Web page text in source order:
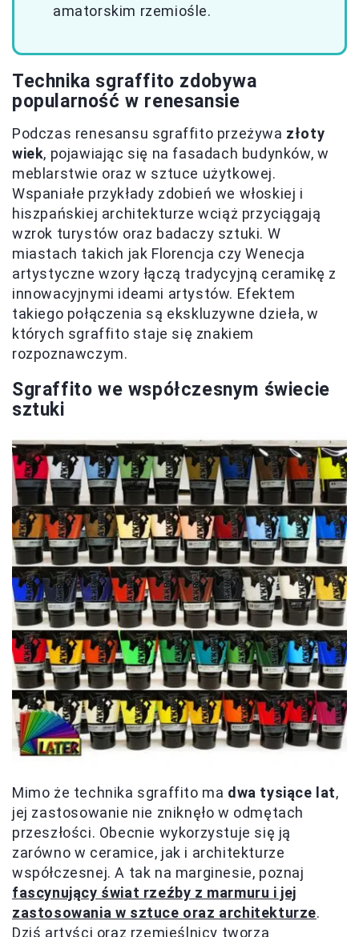
amatorskim rzemiośle.
Technika sgraffito zdobywa
popularność w renesansie
Podczas renesansu sgraffito przeżywa złoty
wiek, pojawiając się na fasadach budynków, w
meblarstwie oraz w sztuce użytkowej.
Wspaniałe przykłady zdobień we włoskiej i
hiszpańskiej architekturze wciąż przyciągają
wzrok turystów oraz badaczy sztuki. W
miastach takich jak Florencja czy Wenecja
artystyczne wzory łączą tradycyjną ceramikę z
innowacyjnymi ideami artystów. Efektem
takiego połączenia są ekskluzywne dzieła, w
których sgraffito staje się znakiem
rozpoznawczym.
Sgraffito we współczesnym świecie
sztuki
Mimo że technika sgraffito ma dwa tysiące lat,
jej zastosowanie nie zniknęło w odmętach
przeszłości. Obecnie wykorzystuje się ją
zarówno w ceramice, jak i architekturze
współczesnej. A tak na marginesie, poznaj
fascynujący świat rzeźby z marmuru i jej
zastosowania w sztuce oraz architekturze.
Dziś artyści oraz rzemieślnicy tworzą